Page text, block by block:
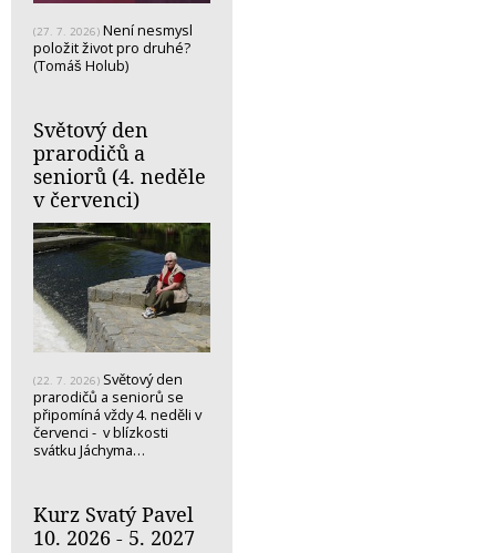
(27. 7. 2026) Není nesmysl
položit život pro druhé?
(Tomáš Holub)
Světový den
prarodičů a
seniorů (4. neděle
v červenci)
(22. 7. 2026) Světový den
prarodičů a seniorů se
připomíná vždy 4. neděli v
červenci - v blízkosti
svátku Jáchyma…
Kurz Svatý Pavel
10. 2026 - 5. 2027